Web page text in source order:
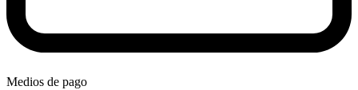
Medios de pago